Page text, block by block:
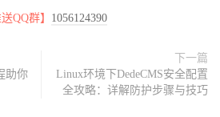
QQ群】 1056124390
助你
下一篇
Linux环境下DedeCMS安全配置
全攻略：详解防护步骤与技巧